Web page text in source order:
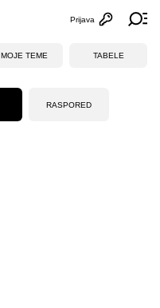
Otvori
Prijava
MOJE TEME TABELE
RASPORED